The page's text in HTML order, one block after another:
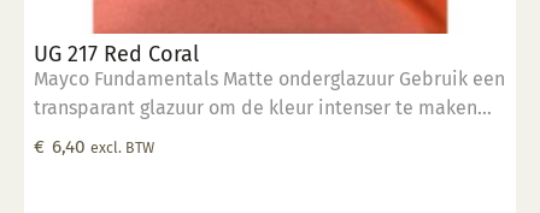
UG 217 Red Coral
Mayco Fundamentals Matte onderglazuur Gebruik een
transparant glazuur om de kleur intenser te maken
Geschikt voor gebruiksgoed mits er een transparant
€ 6,40 excl. BTW